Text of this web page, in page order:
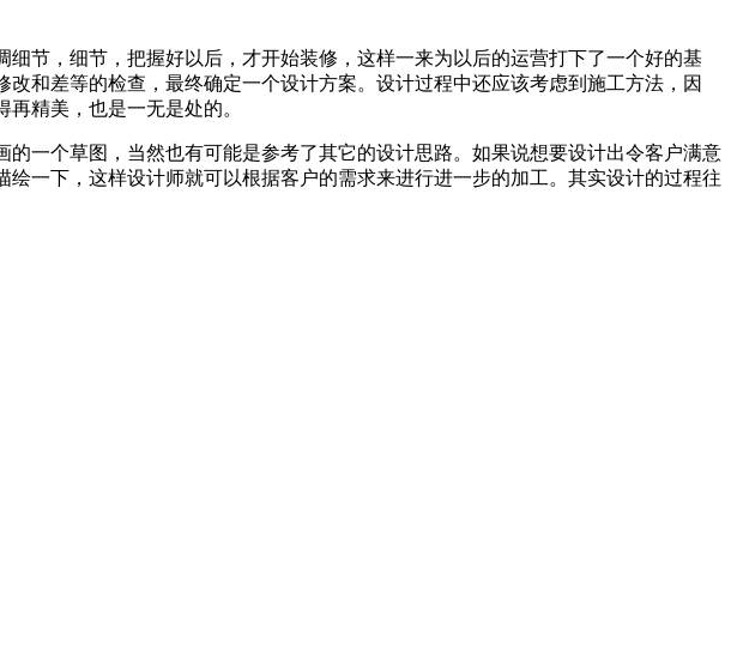
节，细节，把握好以后，才开始装修，这样一来为以后的运营打下了一个好的基
和差等的检查，最终确定一个设计方案。设计过程中还应该考虑到施工方法，因
精美，也是一无是处的。
一个草图，当然也有可能是参考了其它的设计思路。如果说想要设计出令客户满意
一下，这样设计师就可以根据客户的需求来进行进一步的加工。其实设计的过程往